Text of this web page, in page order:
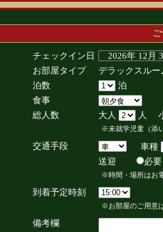
チェックイン日
2026年 12
お部屋タイプ
デラックスル
泊数
泊
食事
総人数
大人 人
※未就学児童（添
交通手段
車種
送迎
※時間・場所はお
到着予定時刻
※お部屋のご用意
備考欄